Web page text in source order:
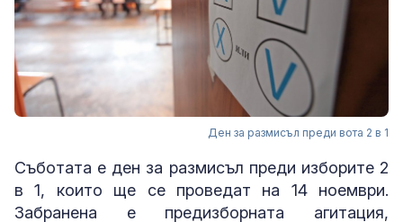
Ден за размисъл преди вота 2 в 1
Съботата е ден за размисъл преди изборите 2
в 1, които ще се проведат на 14 ноември.
Забранена е предизборната агитация,